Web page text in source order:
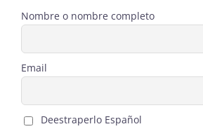
Nombre o nombre completo
Email
Deestraperlo Español